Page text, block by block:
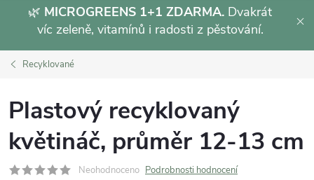
🌿 MICROGREENS 1+1 ZDARMA. Dvakrát
víc zeleně, vitamínů i radosti z pěstování.
Recyklované
Plastový recyklovaný
květináč, průměr 12-13 cm
Neohodnoceno Podrobnosti hodnocení